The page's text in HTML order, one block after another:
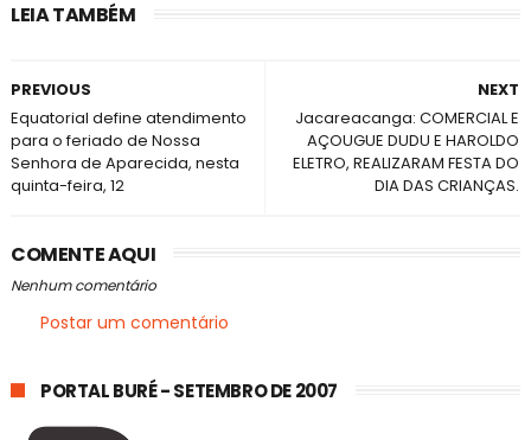
LEIA TAMBÉM
NEXT
Jacareacanga: COMERCIAL E
AÇOUGUE DUDU E HAROLDO
ELETRO, REALIZARAM FESTA DO
DIA DAS CRIANÇAS.
PREVIOUS
Equatorial define atendimento
para o feriado de Nossa
Senhora de Aparecida, nesta
quinta-feira, 12
COMENTE AQUI
Nenhum comentário
Postar um comentário
PORTAL BURÉ - SETEMBRO DE 2007